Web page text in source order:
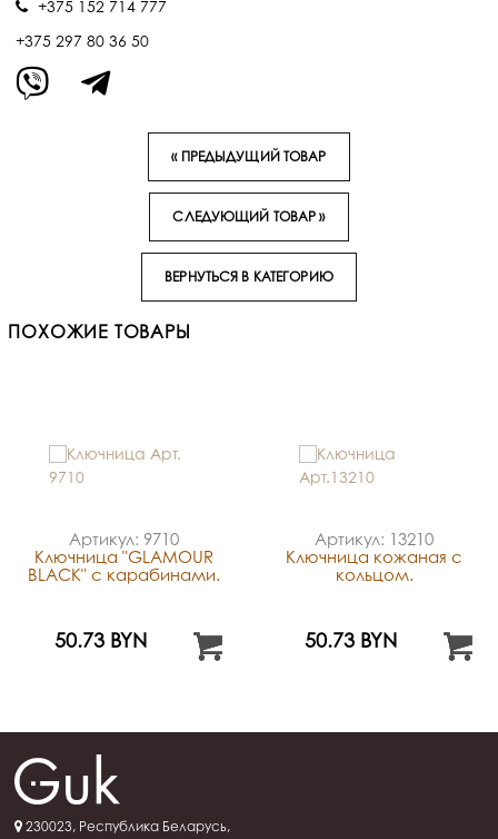
+375 152 714 777
+375 297 80 36 50
« ПРЕДЫДУЩИЙ ТОВАР
СЛЕДУЮЩИЙ ТОВАР »
ВЕРНУТЬСЯ В КАТЕГОРИЮ
ПОХОЖИЕ ТОВАРЫ
Артикул: 9710
Ключница "GLAMOUR
BLACK" с карабинами.
50.73 BYN
Артикул: 13210
Ключница кожаная с
кольцом.
50.73 BYN
230023, Республика Беларусь,